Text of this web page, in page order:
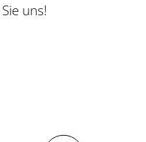
uns!